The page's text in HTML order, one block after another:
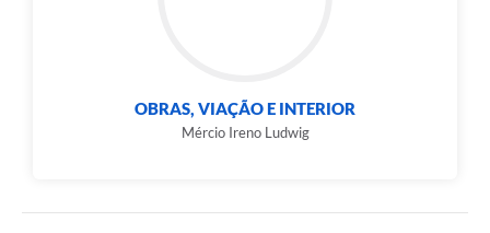
OBRAS, VIAÇÃO E INTERIOR
Mércio Ireno Ludwig